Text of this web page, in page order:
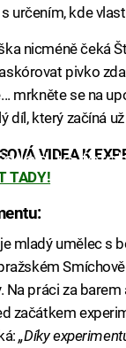
určením, kde
nicméně čeká
pivko
mrkněte se na
díl, který začíná
to
VIDEA K
TADY!
mladý umělec s
práci za barem
začátkem
„Díky